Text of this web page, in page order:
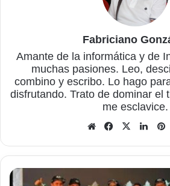
Fabriciano
Amante de la informática y de
muchas pasiones. Leo,
combino y escribo. Lo hago
disfrutando. Trato de dominar el
me esclavice.
Sitio
Facebook
X
Fast